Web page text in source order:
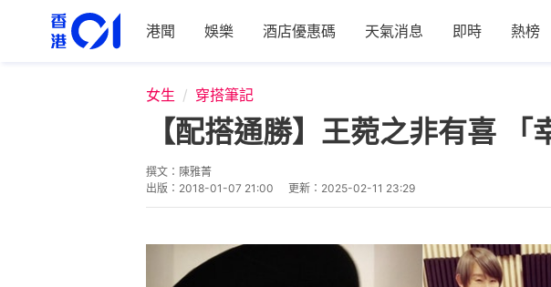
港聞 娛樂 酒店優惠碼 天氣消息 即時 熱榜
女生 穿搭筆記
【配搭通勝】王菀之非有喜
撰文： 陳雅菁
出版： 2018-01-07 21:00 更新： 2025-02-11 23:29